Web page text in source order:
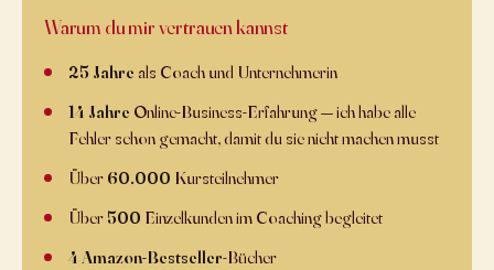
Warum du mir vertrauen kannst
25 Jahre als Coach und Unternehmerin
14 Jahre Online-Business-Erfahrung — ich habe alle
Fehler schon gemacht, damit du sie nicht machen musst
Über 60.000 Kursteilnehmer
Über 500 Einzelkunden im Coaching begleitet
4 Amazon-Bestseller-Bücher